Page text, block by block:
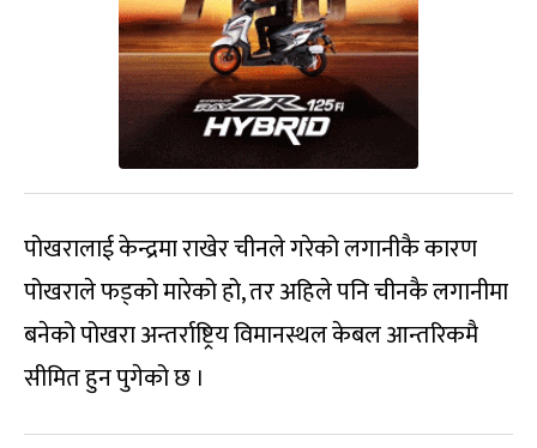
पोखरालाई केन्द्रमा राखेर चीनले गरेको लगानीकै कारण
पोखराले फड्को मारेको हो, तर अहिले पनि चीनकै लगानीमा
बनेको पोखरा अन्तर्राष्ट्रिय विमानस्थल केबल आन्तरिकमै
सीमित हुन पुगेको छ ।